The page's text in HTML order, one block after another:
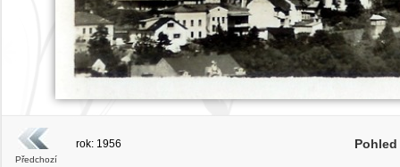
Předchozí
rok: 1956